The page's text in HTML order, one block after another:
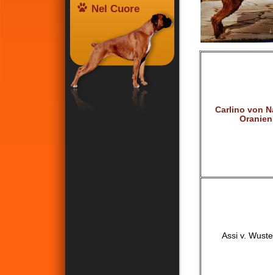
Nel Cuore
Carlino von
Oranien
Assi v.